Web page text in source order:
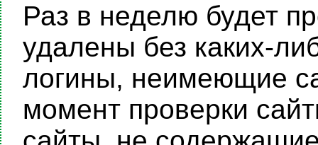
Раз в неделю будет
удалены без каких-
логины, неимеющие
момент проверки